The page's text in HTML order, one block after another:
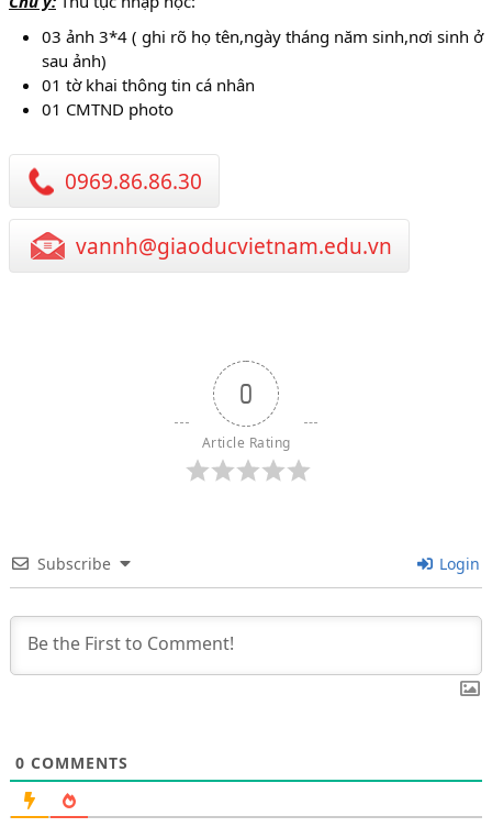
03 ảnh 3*4 ( ghi rõ họ tên,ngày tháng năm sinh,nơi sinh ở
sau ảnh)
01 tờ khai thông tin cá nhân
01 CMTND photo
0969.86.86.30
vannh@giaoducvietnam.edu.vn
0
Article Rating
Subscribe Login
0 COMMENTS